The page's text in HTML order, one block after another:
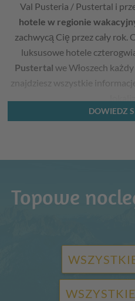
Val Pusteria / Pustertal i
hotele w regionie
zachwycą Cię przez cały
luksusowe hotele
Pustertal we Włoszech
znajdziesz wszystkie
DOWIEDZ
Topowe